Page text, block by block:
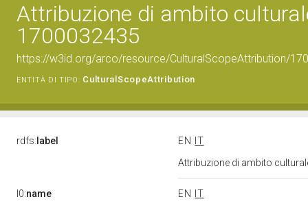
Attribuzione di ambito
1700032435
https://w3id.org/arco/resource/CulturalScopeAttribution/
ENTITÀ DI TIPO: CulturalScopeAttribution
rdfs: label EN
IT
Attribuzione di ambito
l0:name EN
IT